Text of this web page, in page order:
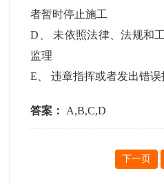
者暂时停止施工
D
未依照法律、法规和
监理
E 、违章指挥或者发出错
答案： A,B,C,D
下一页